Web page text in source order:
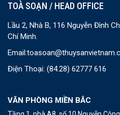
TOÀ SOẠN / HEAD OFFICE
Lầu 2, Nhà B, 116 Nguyễn Đình
Chí Minh.
Email:
Điện Thoại: (84.28) 62777 616
VĂN PHÒNG MIỀN BẮC